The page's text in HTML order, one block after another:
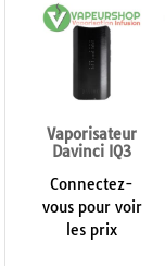
Vaporisateur
Davinci IQ3
Connectez-
vous pour voir
les prix